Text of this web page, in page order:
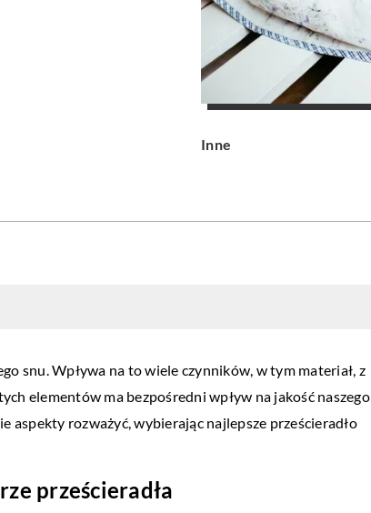
Inne
snu. Wpływa na to wiele czynników, w tym materiał, z
elementów ma bezpośredni wpływ na jakość naszego
aspekty rozważyć, wybierając najlepsze prześcieradło
prześcieradła